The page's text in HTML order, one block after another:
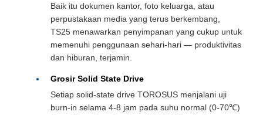
Baik itu dokumen kantor, foto keluarga, atau
perpustakaan media yang terus berkembang,
TS25 menawarkan penyimpanan yang cukup untuk
memenuhi penggunaan sehari-hari — produktivitas
dan hiburan, terjamin.
Grosir Solid State Drive
Setiap solid-state drive TOROSUS menjalani uji
burn-in selama 4-8 jam pada suhu normal (0-70℃)